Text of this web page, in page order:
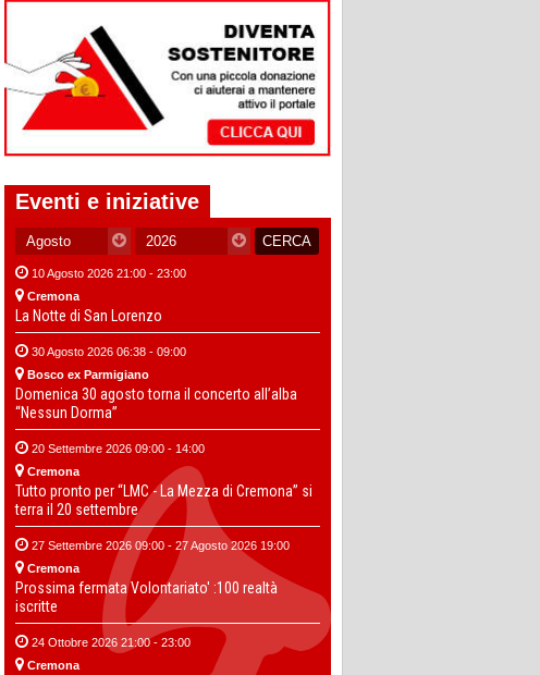
Eventi e iniziative
10 Agosto 2026 21:00 - 23:00
Cremona
La Notte di San Lorenzo
30 Agosto 2026 06:38 - 09:00
Bosco ex Parmigiano
Domenica 30 agosto torna il concerto all’alba
“Nessun Dorma”
20 Settembre 2026 09:00 - 14:00
Cremona
Tutto pronto per “LMC - La Mezza di Cremona” si
terra il 20 settembre
27 Settembre 2026 09:00 - 27 Agosto 2026 19:00
Cremona
Prossima fermata Volontariato' :100 realtà
iscritte
24 Ottobre 2026 21:00 - 23:00
Cremona